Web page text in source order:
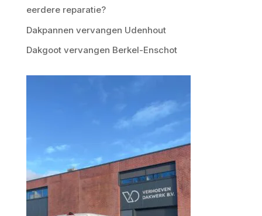
eerdere reparatie?
Dakpannen vervangen Udenhout
Dakgoot vervangen Berkel-Enschot